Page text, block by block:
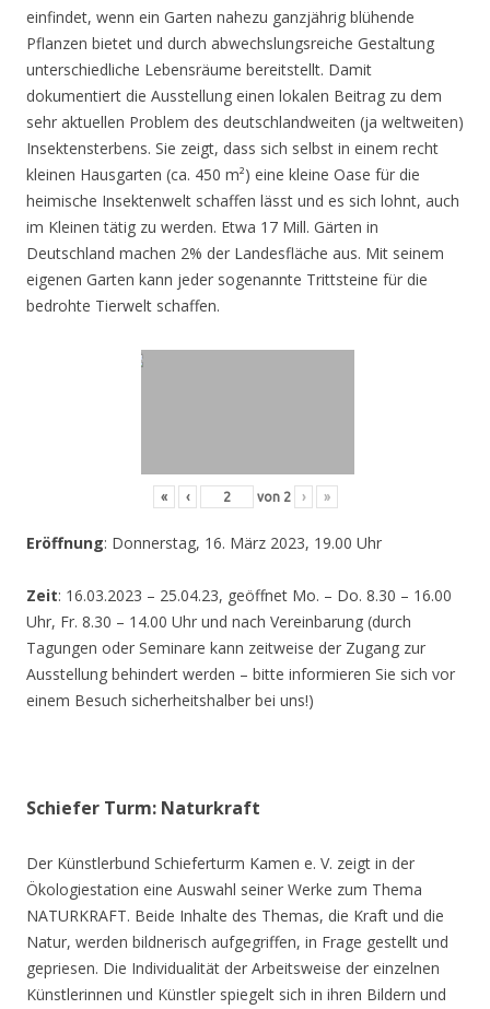
einfindet, wenn ein Garten nahezu ganzjährig blühende
Pflanzen bietet und durch abwechslungsreiche Gestaltung
unterschiedliche Lebensräume bereitstellt. Damit
dokumentiert die Ausstellung einen lokalen Beitrag zu dem
sehr aktuellen Problem des deutschlandweiten (ja weltweiten)
Insektensterbens. Sie zeigt, dass sich selbst in einem recht
kleinen Hausgarten (ca. 450 m²) eine kleine Oase für die
heimische Insektenwelt schaffen lässt und es sich lohnt, auch
im Kleinen tätig zu werden. Etwa 17 Mill. Gärten in
Deutschland machen 2% der Landesfläche aus. Mit seinem
eigenen Garten kann jeder sogenannte Trittsteine für die
bedrohte Tierwelt schaffen.
« ‹ von 2 › »
Eröffnung: Donnerstag, 16. März 2023, 19.00 Uhr
Zeit: 16.03.2023 – 25.04.23, geöffnet Mo. – Do. 8.30 – 16.00
Uhr, Fr. 8.30 – 14.00 Uhr und nach Vereinbarung (durch
Tagungen oder Seminare kann zeitweise der Zugang zur
Ausstellung behindert werden – bitte informieren Sie sich vor
einem Besuch sicherheitshalber bei uns!)
Schiefer Turm: Naturkraft
Der Künstlerbund Schieferturm Kamen e. V. zeigt in der
Ökologiestation eine Auswahl seiner Werke zum Thema
NATURKRAFT. Beide Inhalte des Themas, die Kraft und die
Natur, werden bildnerisch aufgegriffen, in Frage gestellt und
gepriesen. Die Individualität der Arbeitsweise der einzelnen
Künstlerinnen und Künstler spiegelt sich in ihren Bildern und